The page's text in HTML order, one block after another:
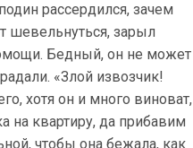
рассердился, зачем
шевельнуться, зарыл
Бедный, он не может
«Злой извозчик!
хотя он и много виноват,
на квартиру, да прибавим
чтобы она бежала, как